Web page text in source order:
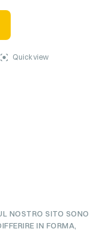
Quick view
NOSTRO SITO SONO
IN FORMA,